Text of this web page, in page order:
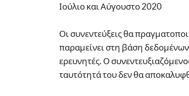
Ιούλιο και Αύγουστο 2020
Οι συνεντεύξεις θα
παραμείνει στη βάση
ερευνητές. Ο
ταυτότητά του δεν θα